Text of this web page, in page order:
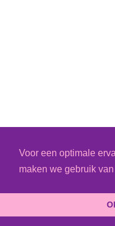
Voor een optimale
maken we gebruik
Tixly